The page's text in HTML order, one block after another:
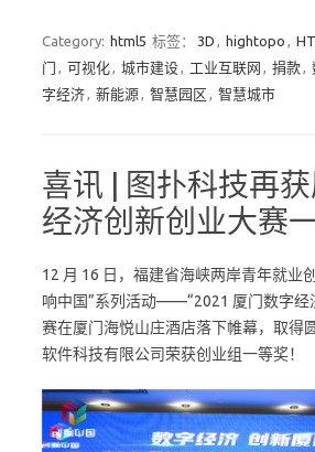
Category: html5 标签： 3D hightopo
门
可视化 城市建设 工业互联网 捐款
字经济
新能源 智慧园区 智慧城市
喜讯 | 图扑科技再
经济创新创业大赛
12 月 16 日，福建省海峡两岸青年就业
响中国”系列活动——“2021 厦门数字经
赛在厦门海悦山庄酒店落下帷幕，取得
软件科技有限公司荣获创业组一等奖！